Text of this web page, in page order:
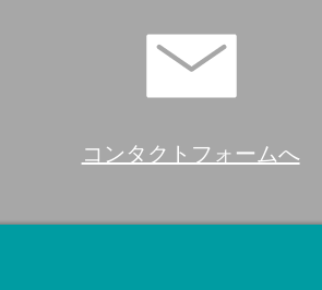
コンタクトフォームへ